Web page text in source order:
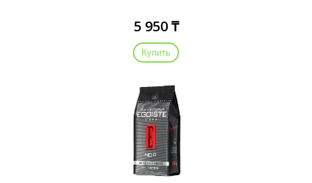
5 950 ₸
Купить